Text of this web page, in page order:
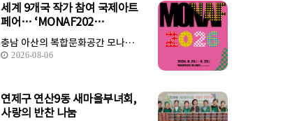
세계 9개국 작가 참여 국제아트
페어… ‘MONAF202…
충남 아산의 복합문화공간 모나…
2026-08-06
연제구 연산9동 새마을부녀회,
사랑의 반찬 나눔